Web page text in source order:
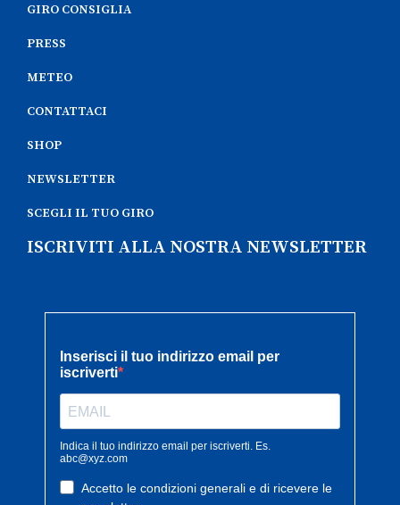
GIRO CONSIGLIA
PRESS
METEO
CONTATTACI
SHOP
NEWSLETTER
SCEGLI IL TUO GIRO
ISCRIVITI ALLA NOSTRA NEWSLETTER